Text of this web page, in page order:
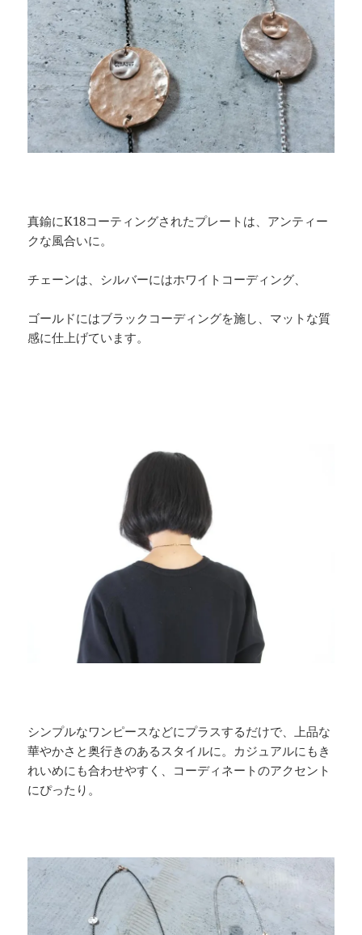
真鍮にK18コーティングされたプレートは、アンティー
クな風合いに。
チェーンは、シルバーにはホワイトコーディング、
ゴールドにはブラックコーディングを施し、マットな質
感に仕上げています。
シンプルなワンピースなどにプラスするだけで、上品な
華やかさと奥行きのあるスタイルに。カジュアルにもき
れいめにも合わせやすく、コーディネートのアクセント
にぴったり。